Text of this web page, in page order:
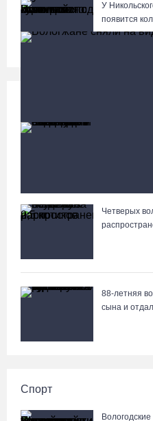
Вологжане сняли на видео
У
появится
Четверых
88-летняя
сына и
Спорт